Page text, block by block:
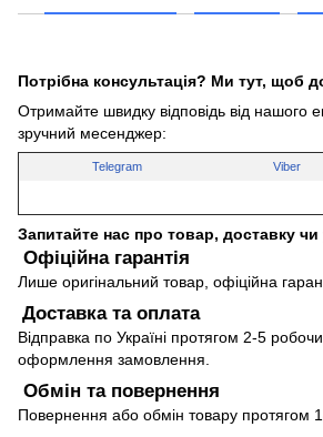
Потрібна консультація? Ми тут, щоб
Отримайте швидку відповідь від нашого
зручний месенджер:
Telegram Viber
Запитайте нас про товар, доставку
Офіційна гарантія
Лише оригінальний товар, офіційна
Доставка та оплата
Відправка по Україні протягом 2-5
оформлення замовлення.
Обмін та повернення
Повернення або обмін товару протягом